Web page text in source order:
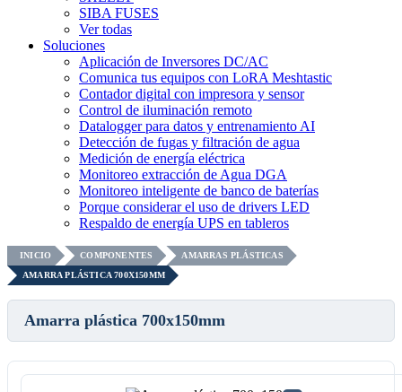
SIBA FUSES
Ver todas
Soluciones
Aplicación de Inversores DC/AC
Comunica tus equipos con LoRA Meshtastic
Contador digital con impresora y sensor
Control de iluminación remoto
Datalogger para datos y entrenamiento AI
Detección de fugas y filtración de agua
Medición de energía eléctrica
Monitoreo extracción de Agua DGA
Monitoreo inteligente de banco de baterías
Porque considerar el uso de drivers LED
Respaldo de energía UPS en tableros
INICIO COMPONENTES
AMARRAS PLÁSTICAS
AMARRA PLÁSTICA 700X150MM
Amarra plástica 700x150mm